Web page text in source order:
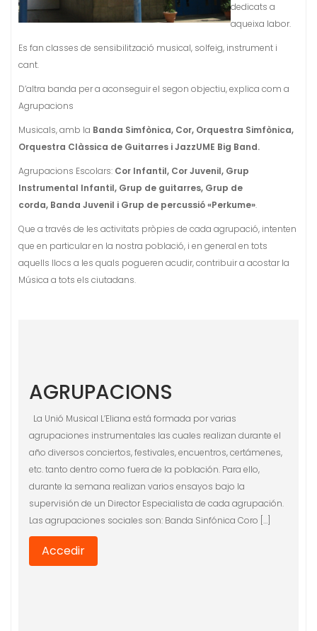
dedicats a
aqueixa labor.
Es fan classes de sensibilització musical, solfeig, instrument i
cant.
D’altra banda per a aconseguir el segon objectiu, explica com a
Agrupacions
Musicals, amb la Banda Simfònica, Cor, Orquestra Simfònica,
Orquestra Clàssica de Guitarres i JazzUME Big Band.
Agrupacions Escolars: Cor Infantil, Cor Juvenil, Grup
Instrumental Infantil, Grup de guitarres, Grup de
corda, Banda Juvenil i Grup de percussió «Perkume».
Que a través de les activitats pròpies de cada agrupació, intenten
que en particular en la nostra població, i en general en tots
aquells llocs a les quals pogueren acudir, contribuir a acostar la
Música a tots els ciutadans.
AGRUPACIONS
La Unió Musical L’Eliana está formada por varias
agrupaciones instrumentales las cuales realizan durante el
año diversos conciertos, festivales, encuentros, certámenes,
etc. tanto dentro como fuera de la población. Para ello,
durante la semana realizan varios ensayos bajo la
supervisión de un Director Especialista de cada agrupación.
Las agrupaciones sociales son: Banda Sinfónica Coro […]
Accedir